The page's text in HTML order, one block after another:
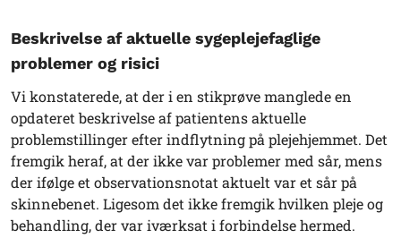
Beskrivelse af aktuelle sygeplejefaglige
problemer og risici
Vi konstaterede, at der i en stikprøve manglede en
opdateret beskrivelse af patientens aktuelle
problemstillinger efter indflytning på plejehjemmet. Det
fremgik heraf, at der ikke var problemer med sår, mens
der ifølge et observationsnotat aktuelt var et sår på
skinnebenet. Ligesom det ikke fremgik hvilken pleje og
behandling, der var iværksat i forbindelse hermed.